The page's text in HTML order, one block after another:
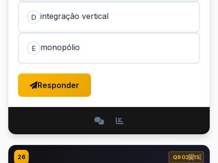
D integração vertical
E monopólio
Responder
26
Q902815